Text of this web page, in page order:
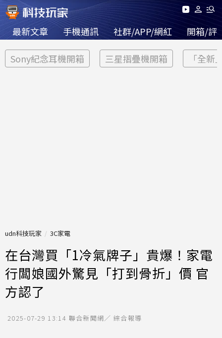
最新文章 手機通訊 社群/APP/網紅 開箱/評
Sony紀念耳機開箱 三星摺疊機開箱 「全新
udn科技玩家 3C家電
在台灣買「1冷氣牌子」貴爆！家電
行闆娘國外驚見「打到骨折」價 官
方認了
2025-07-29 13:14 聯合新聞網／ 綜合報導